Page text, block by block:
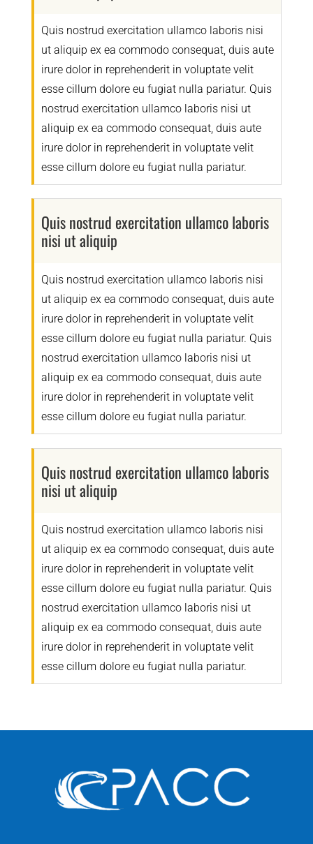
Quis nostrud exercitation ullamco laboris nisi
ut aliquip ex ea commodo consequat, duis aute
irure dolor in reprehenderit in voluptate velit
esse cillum dolore eu fugiat nulla pariatur. Quis
nostrud exercitation ullamco laboris nisi ut
aliquip ex ea commodo consequat, duis aute
irure dolor in reprehenderit in voluptate velit
esse cillum dolore eu fugiat nulla pariatur.
Quis nostrud exercitation ullamco laboris
nisi ut aliquip
Quis nostrud exercitation ullamco laboris nisi
ut aliquip ex ea commodo consequat, duis aute
irure dolor in reprehenderit in voluptate velit
esse cillum dolore eu fugiat nulla pariatur. Quis
nostrud exercitation ullamco laboris nisi ut
aliquip ex ea commodo consequat, duis aute
irure dolor in reprehenderit in voluptate velit
esse cillum dolore eu fugiat nulla pariatur.
Quis nostrud exercitation ullamco laboris
nisi ut aliquip
Quis nostrud exercitation ullamco laboris nisi
ut aliquip ex ea commodo consequat, duis aute
irure dolor in reprehenderit in voluptate velit
esse cillum dolore eu fugiat nulla pariatur. Quis
nostrud exercitation ullamco laboris nisi ut
aliquip ex ea commodo consequat, duis aute
irure dolor in reprehenderit in voluptate velit
esse cillum dolore eu fugiat nulla pariatur.